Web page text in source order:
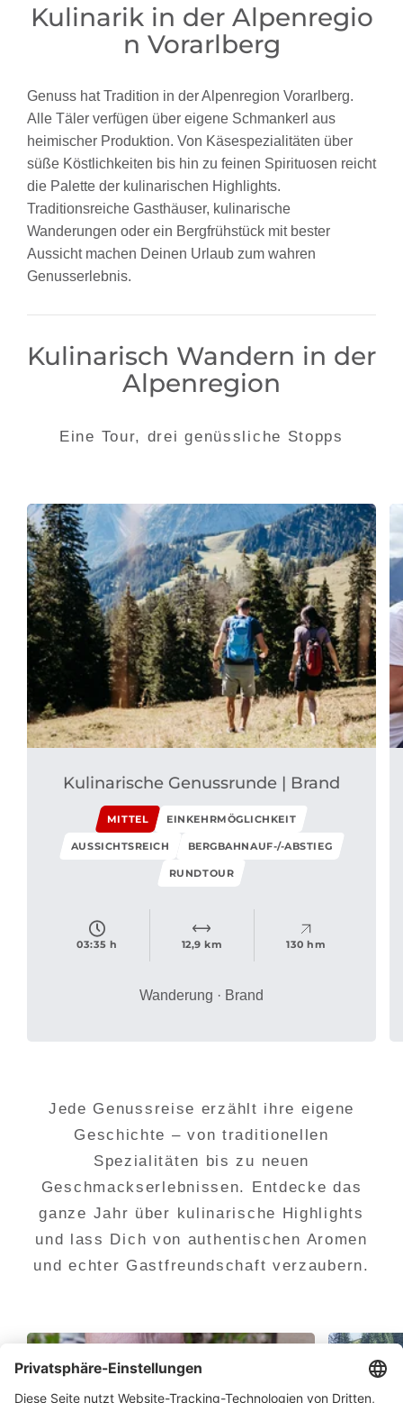
Kulinarik in der Alpenregio
n Vorarlberg
Genuss hat Tradition in der Alpenregion Vorarlberg.
Alle Täler verfügen über eigene Schmankerl aus
heimischer Produktion. Von Käsespezialitäten über
süße Köstlichkeiten bis hin zu feinen Spirituosen reicht
die Palette der kulinarischen Highlights.
Traditionsreiche Gasthäuser, kulinarische
Wanderungen oder ein Bergfrühstück mit bester
Aussicht machen Deinen Urlaub zum wahren
Genusserlebnis.
Kulinarisch Wandern in der
Alpenregion
Eine Tour, drei genüssliche Stopps
Kulinarische Genussrunde | Brand
MITTEL EINKEHRMÖGLICHKEIT
AUSSICHTSREICH BERGBAHNAUF-/-ABSTIEG
RUNDTOUR
03:35 h 12,9 km 130 hm
Wanderung · Brand
Jede Genussreise erzählt ihre eigene
Geschichte – von traditionellen
Spezialitäten bis zu neuen
Geschmackserlebnissen. Entdecke das
ganze Jahr über kulinarische Highlights
und lass Dich von authentischen Aromen
und echter Gastfreundschaft verzaubern.